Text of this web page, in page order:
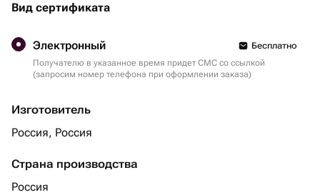
Вид сертификата
Электронный
Бесплатно
Получателю в указанное время придет СМС со ссылкой
(запросим номер телефона при оформлении заказа)
Изготовитель
Россия, Россия
Страна производства
Россия